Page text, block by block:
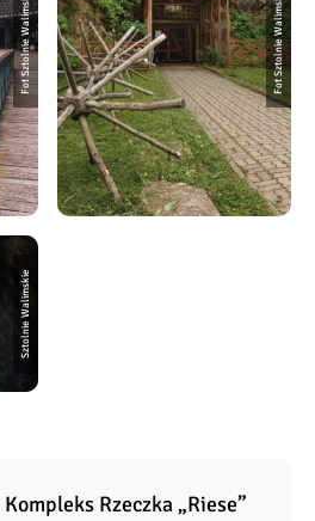
Fot Sztolnie Walimskie Fot Sztolnie Walimskie
Sztolnie Walimskie
Rzeczka „Riese”